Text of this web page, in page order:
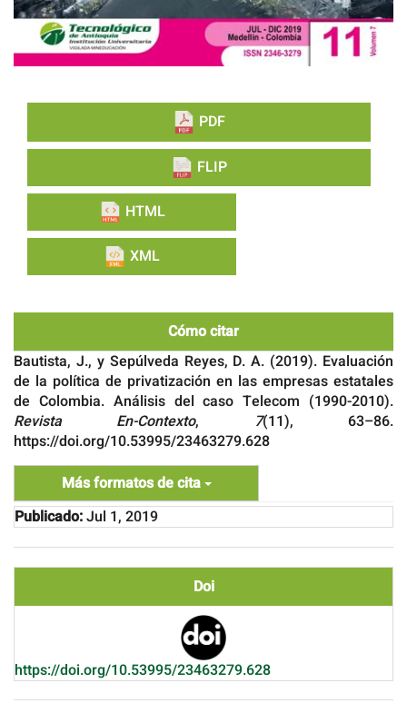
PDF
FLIP
HTML
XML
Cómo citar
Bautista, J., y Sepúlveda Reyes, D. A. (2019). Evaluación
de la política de privatización en las empresas estatales
de Colombia. Análisis del caso Telecom (1990-2010).
Revista En-Contexto, 7(11), 63–86.
https://doi.org/10.53995/23463279.628
Más formatos de cita
Publicado:Jul 1, 2019
Doi
https://doi.org/10.53995/23463279.628